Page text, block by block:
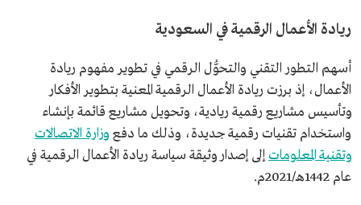
ريادة الأعمال الرقمية في السعودية
أسهم التطور التقني والتحوُّل الرقمي في تطوير مفهوم ريادة
الأعمال، إذ برزت ريادة الأعمال الرقمية المعنية بتطوير الأفكار
وتأسيس مشاريع رقمية ريادية، وتحويل مشاريع قائمة بإنشاء
واستخدام تقنيات رقمية جديدة، وذلك ما دفع وزارة الاتصالات
وتقنية المعلوماتإلى إصدار وثيقة سياسة ريادة الأعمال الرقمية في
عام 1442هـ/2021م.